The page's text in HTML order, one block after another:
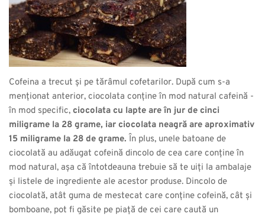
Cofeina a trecut și pe tărâmul cofetarilor. După cum s-a
menționat anterior, ciocolata conține în mod natural cafeină -
în mod specific, ciocolata cu lapte are în jur de cinci
miligrame la 28 grame, iar ciocolata neagră are aproximativ
15 miligrame la 28 de grame. În plus, unele batoane de
ciocolată au adăugat cofeină dincolo de cea care conține în
mod natural, așa că întotdeauna trebuie să te uiți la ambalaje
și listele de ingrediente ale acestor produse. Dincolo de
ciocolată, atât guma de mestecat care conține cofeină, cât și
bomboane, pot fi găsite pe piață de cei care caută un